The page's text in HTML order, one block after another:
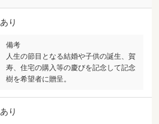
あり
備考
人生の節目となる結婚や子供の誕生、賀
寿、住宅の購入等の慶びを記念して記念
樹を希望者に贈呈。
あり